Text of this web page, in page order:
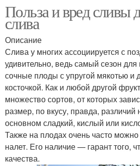
Польза и вред сливы
слива
Описание
Слива у многих ассоциируется с
удивительно, ведь самый сезон
сочные плоды с упругой мякотью и
косточкой. Как и любой другой
множество сортов, от которых
размер, по вкусу, правда, различий
основном сладкий, кислый или
Также на плодах очень часто
налет. Его наличие — гарант того,
качества.